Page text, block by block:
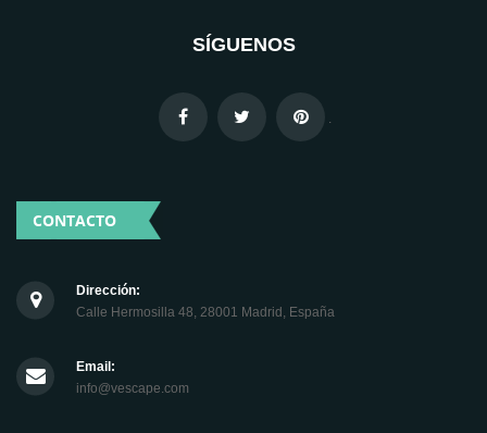
SÍGUENOS
.
CONTACTO
Dirección:
Calle Hermosilla 48, 28001 Madrid, España
Email:
info@vescape.com